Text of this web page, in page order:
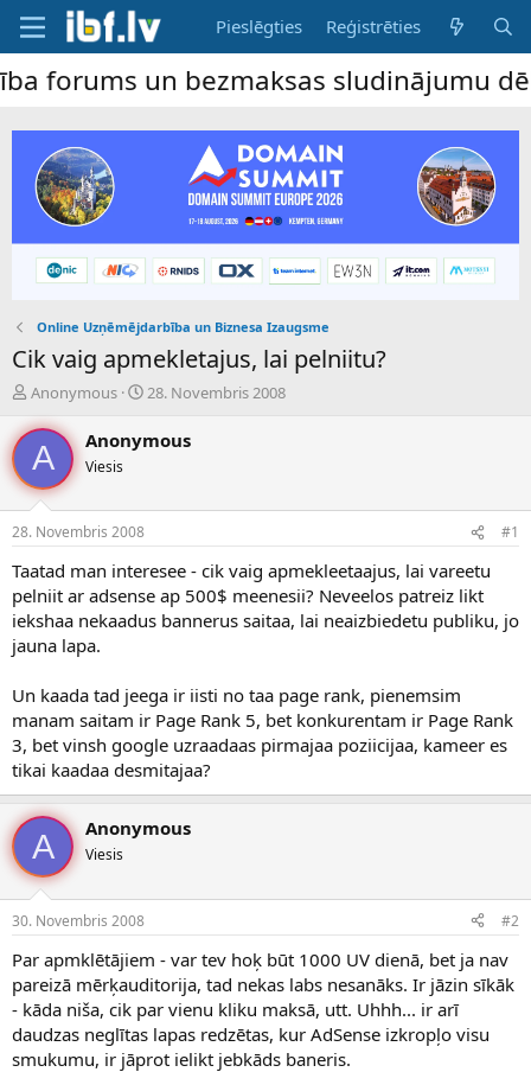
Pieslēgties Reģistrēties
un bezmaksas sludinājumu dēlis –
Online Uzņēmējdarbība un Biznesa Izaugsme
Cik vaig apmekletajus, lai pelniitu?
P
v
e
d
i
n
u
z
s
ā
ē
s
Anonymous
S
k
a
u
m
s
28. Novembris 2008
A Anonymous
Viesis
28. Novembris 2008 #1
Taatad man interesee - cik vaig apmekleetaajus, lai vareetu
pelniit ar adsense ap 500$ meenesii? Neveelos patreiz likt
iekshaa nekaadus bannerus saitaa, lai neaizbiedetu publiku, jo
jauna lapa.
Un kaada tad jeega ir iisti no taa page rank, pienemsim
manam saitam ir Page Rank 5, bet konkurentam ir Page Rank
3, bet vinsh google uzraadaas pirmajaa poziicijaa, kameer es
tikai kaadaa desmitajaa?
A Anonymous
Viesis
30. Novembris 2008 #2
Par apmklētājiem - var tev hoķ būt 1000 UV dienā, bet ja nav
pareizā mērķauditorija, tad nekas labs nesanāks. Ir jāzin sīkāk
- kāda niša, cik par vienu kliku maksā, utt. Uhhh... ir arī
daudzas neglītas lapas redzētas, kur AdSense izkropļo visu
smukumu, ir jāprot ielikt jebkāds baneris.